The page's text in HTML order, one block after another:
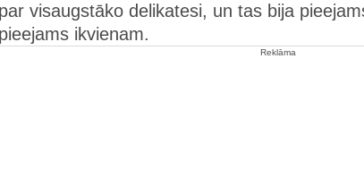
visaugstāko delikatesi, un tas bija
ikvienam.
Reklāma